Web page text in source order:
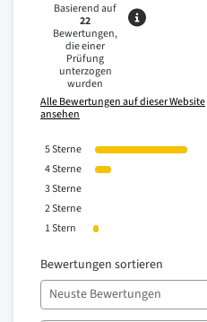
Basierend auf
22
Bewertungen,
die einer
Prüfung
unterzogen
wurden
Alle Bewertungen auf dieser Website
ansehen
5Sterne
4Sterne
3Sterne
2Sterne
1Stern
Bewertungen sortieren